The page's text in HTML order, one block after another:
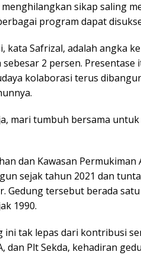
sikap saling
program dapat
Safrizal, adalah angka
2 persen. Presentase
kolaborasi terus
mari tumbuh bersama untuk
dan Kawasan Permukiman
sejak tahun 2021 dan
Gedung tersebut berada
1990.
ini tak lepas dari kontribusi
dan Plt Sekda, kehadiran